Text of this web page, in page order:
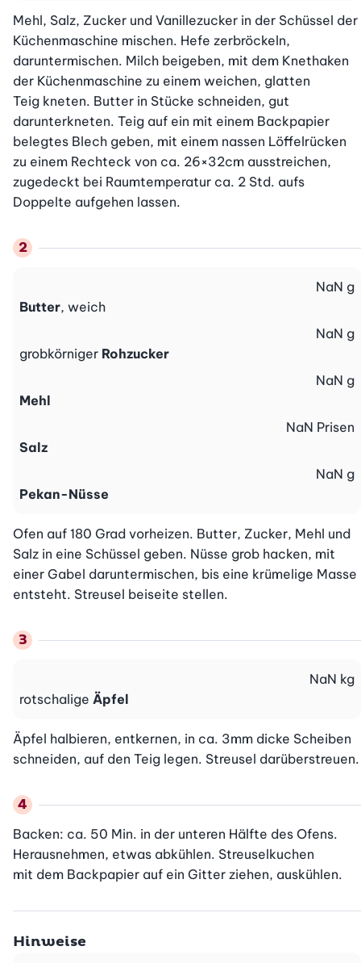
Mehl, Salz, Zucker und Vanillezucker in der Schüssel der
Küchenmaschine mischen. Hefe zerbröckeln,
daruntermischen. Milch beigeben, mit dem Knethaken
der Küchenmaschine zu einem weichen, glatten
Teig kneten. Butter in Stücke schneiden, gut
darunterkneten. Teig auf ein mit einem Backpapier
belegtes Blech geben, mit einem nassen Löffelrücken
zu einem Rechteck von ca. 26×32cm ausstreichen,
zugedeckt bei Raumtemperatur ca. 2 Std. aufs
Doppelte aufgehen lassen.
Butter, weich
NaN g
grobkörniger Rohzucker
NaN g
Mehl
NaN g
Salz
NaN Prisen
Pekan-Nüsse
NaN g
Ofen auf 180 Grad vorheizen. Butter, Zucker, Mehl und
Salz in eine Schüssel geben. Nüsse grob hacken, mit
einer Gabel daruntermischen, bis eine krümelige Masse
entsteht. Streusel beiseite stellen.
rotschalige Äpfel
NaN kg
Äpfel halbieren, entkernen, in ca. 3mm dicke Scheiben
schneiden, auf den Teig legen. Streusel darüberstreuen.
Backen: ca. 50 Min. in der unteren Hälfte des Ofens.
Herausnehmen, etwas abkühlen. Streuselkuchen
mit dem Backpapier auf ein Gitter ziehen, auskühlen.
Hinweise